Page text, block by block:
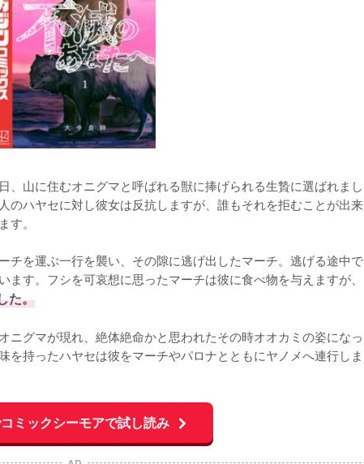
、山に住むオニグマと呼ばれる獣に捧げられる生贄に選ばれまし
のハヤセに対し彼女は反抗しますが、誰もそれを拒むことが出来
。
チを運ぶ一行を襲い、その隙に逃げ出したマーチ。逃げる途中で
す。フシを可哀想に思ったマーチは彼に食べ物を与えますが、
た。
ニグマが現れ、絶体絶命かと思われたその時オオカミの姿になっ
を持ったハヤセは彼をマーチやパロナとともにヤノメへ連行しま
ミックシーモアで試し読み